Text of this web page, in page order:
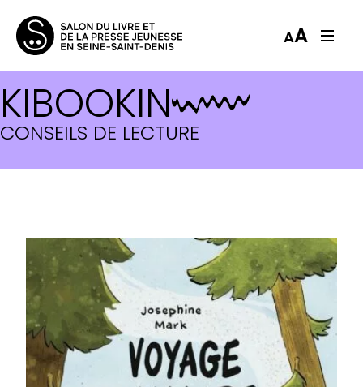
AA
KIBOOKIN
CONSEILS DE LECTURE